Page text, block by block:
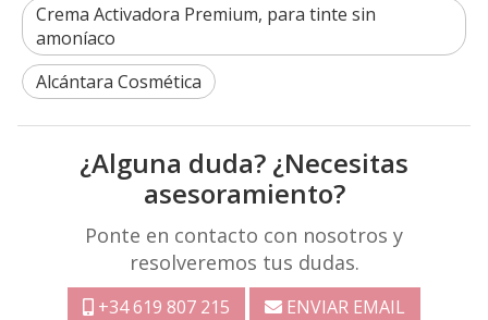
Crema Activadora Premium, para tinte sin
amoníaco
Alcántara Cosmética
¿Alguna duda? ¿Necesitas
asesoramiento?
Ponte en contacto con nosotros y
resolveremos tus dudas.
+34 619 807 215 ENVIAR EMAIL